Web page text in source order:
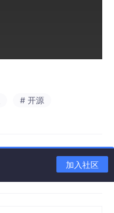
# 开源
加入社区